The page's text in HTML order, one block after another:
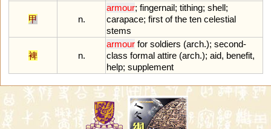
甲 n.
armour; fingernail; tithing; shell;
carapace; first of the ten celestial
stems
裨 n.
armour for soldiers (arch.); second-
class formal attire (arch.); aid, benefit,
help; supplement